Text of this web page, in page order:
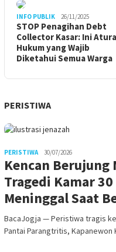
INFO PUBLIK 26/11/2025
STOP Penagihan Debt
Collector Kasar: Ini
Hukum yang Wajib
Diketahui Semua Warga
PERISTIWA
PERISTIWA 30/07/2026
Kencan
Tragedi Kamar
Meninggal Saat
BacaJogja — Peristiwa tragis
Pantai Parangtritis,